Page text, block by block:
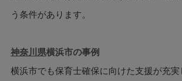
う条件があります。
神奈川県横浜市の事例
横浜市でも保育士確保に向けた支援が充実